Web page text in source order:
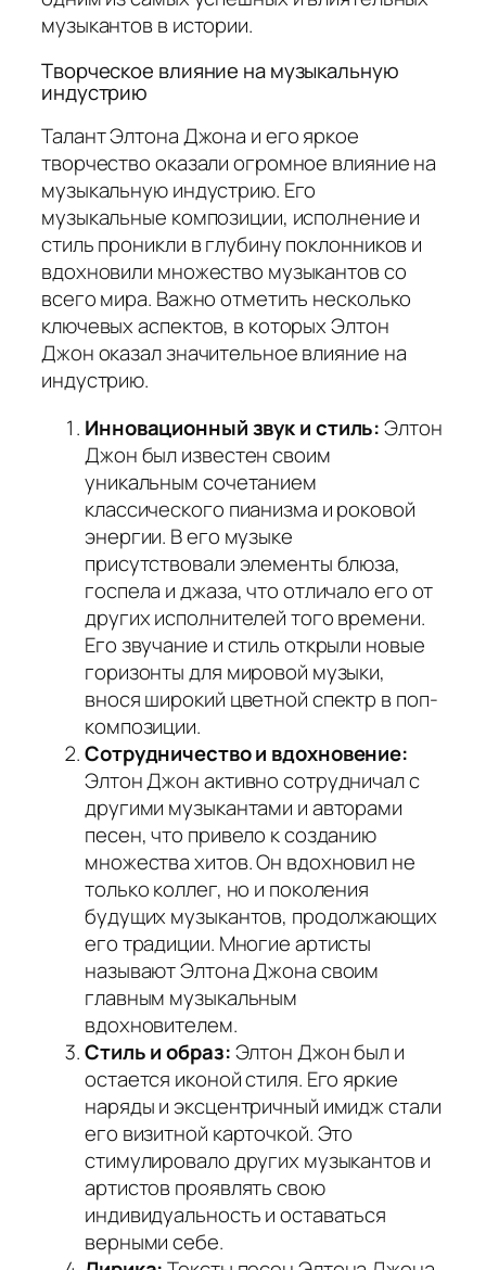
музыкантов в истории.
Творческое влияние на музыкальную
индустрию
Талант Элтона Джона и его яркое
творчество оказали огромное влияние на
музыкальную индустрию. Его
музыкальные композиции, исполнение и
стиль проникли в глубину поклонников и
вдохновили множество музыкантов со
всего мира. Важно отметить несколько
ключевых аспектов, в которых Элтон
Джон оказал значительное влияние на
индустрию.
Инновационный звук и стиль:Элтон
Джон был известен своим
уникальным сочетанием
классического пианизма и роковой
энергии. В его музыке
присутствовали элементы блюза,
госпела и джаза, что отличало его от
других исполнителей того времени.
Его звучание и стиль открыли новые
горизонты для мировой музыки,
внося широкий цветной спектр в поп-
композиции.
Сотрудничество и вдохновение:
Элтон Джон активно сотрудничал с
другими музыкантами и авторами
песен, что привело к созданию
множества хитов. Он вдохновил не
только коллег, но и поколения
будущих музыкантов, продолжающих
его традиции. Многие артисты
называют Элтона Джона своим
главным музыкальным
вдохновителем.
Стиль и образ:Элтон Джон был и
остается иконой стиля. Его яркие
наряды и эксцентричный имидж стали
его визитной карточкой. Это
стимулировало других музыкантов и
артистов проявлять свою
индивидуальность и оставаться
верными себе.